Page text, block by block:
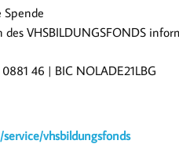
Spende
VHSBILDUNGSFONDS
46 | BIC NOLADE21LBG
vhsbildungsfonds